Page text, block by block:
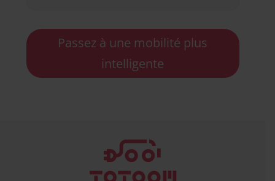
Passez à une mobilité plus
intelligente